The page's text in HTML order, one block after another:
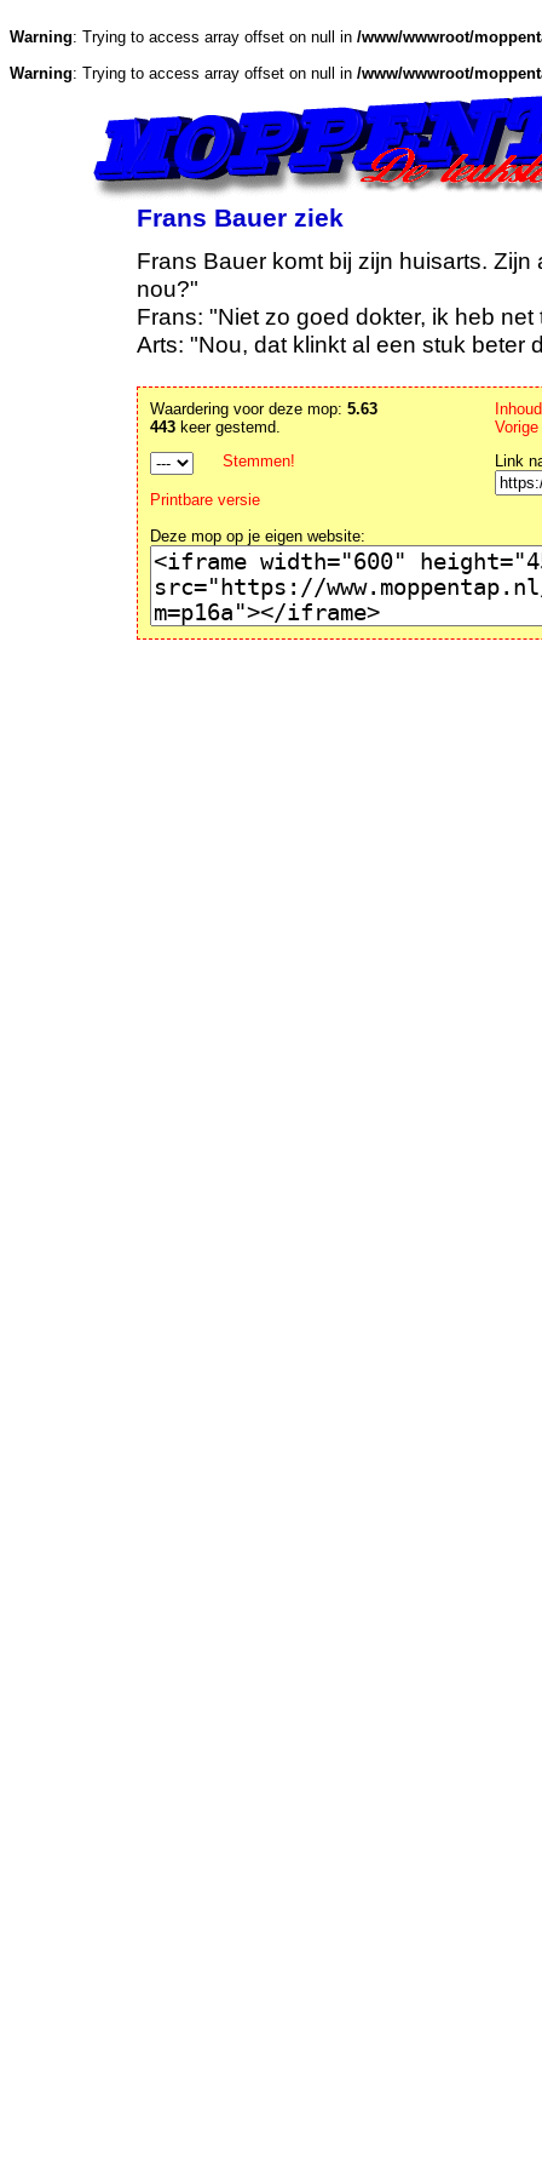
Warning: Trying to access array offset on null in /www/wwwroot/
Warning: Trying to access array offset on null in /www/wwwroot/
Frans Bauer ziek
Frans Bauer komt bij zijn huisarts.
nou?"
Frans: "Niet zo goed dokter, ik heb
Arts: "Nou, dat klinkt al een stuk beter
Waardering voor deze mop: 5.63
443 keer gestemd.
Stemmen!
Printbare versie
Link
Deze mop op je eigen website: